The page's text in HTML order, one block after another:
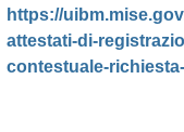
https://
attestati-di-
contestuale-